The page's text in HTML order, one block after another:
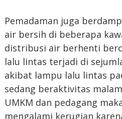
Pemadaman juga
air bersih di beberapa
distribusi air berhenti
lalu lintas terjadi di
akibat lampu lalu lintas
sedang beraktivitas
UMKM dan pedagang
mengalami kerugian